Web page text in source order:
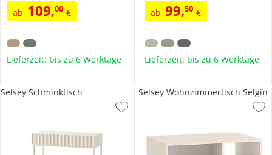
ab 109,00 €
Lieferzeit: bis zu 6 Werktage
ab 99,50 €
Lieferzeit: bis zu 6 Werktage
Selsey Schminktisch Selsey Wohnzimmertisch Selgin